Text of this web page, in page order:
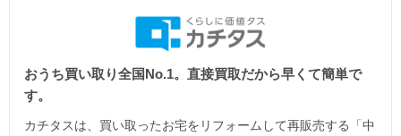
おうち買い取り全国No.1。直接買取だから早くて簡単で
す。
カチタスは、買い取ったお宅をリフォームして再販売する「中
不動産の売却・一括査定
家査定シミュレーター
お問い合わせ